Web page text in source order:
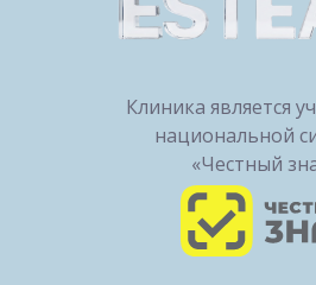
Клиника является
национальной
«Честный